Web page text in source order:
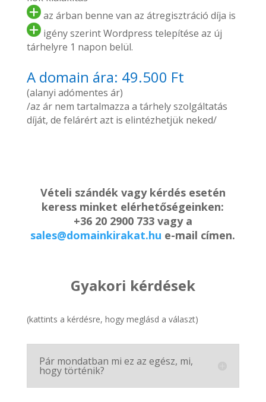
az árban benne van az átregisztráció díja is
igény szerint Wordpress telepítése az új
tárhelyre 1 napon belül.
A domain ára: 49.500 Ft
(alanyi adómentes ár)
/az ár nem tartalmazza a tárhely szolgáltatás
díját, de felárért azt is elintézhetjük neked/
Vételi szándék vagy kérdés esetén
keress minket elérhetőségeinken:
+36 20 2900 733 vagy a
sales@domainkirakat.hu e-mail címen.
Gyakori kérdések
(kattints a kérdésre, hogy meglásd a választ)
Pár mondatban mi ez az egész, mi,
hogy történik?